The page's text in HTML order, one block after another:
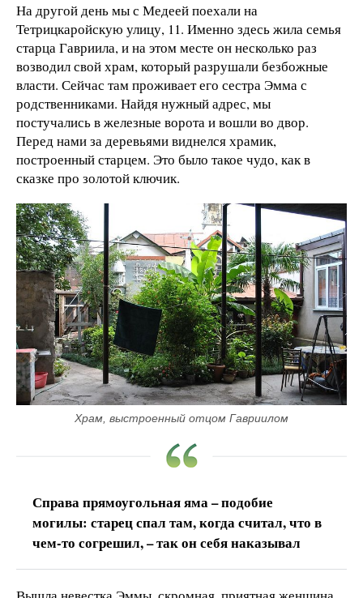
На другой день мы с Медеей поехали на
Тетрицкаройскую улицу, 11. Именно здесь жила семья
старца Гавриила, и на этом месте он несколько раз
возводил свой храм, который разрушали безбожные
власти. Сейчас там проживает его сестра Эмма с
родственниками. Найдя нужный адрес, мы
постучались в железные ворота и вошли во двор.
Перед нами за деревьями виднелся храмик,
построенный старцем. Это было такое чудо, как в
сказке про золотой ключик.
Храм, выстроенный отцом Гавриилом
Справа прямоугольная яма – подобие
могилы: старец спал там, когда считал, что в
чем-то согрешил, – так он себя наказывал